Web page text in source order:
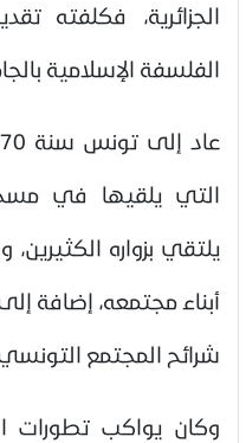
الجزائرية، فكلفته
الفلسفة الإسلامية
التي يلقيها في
يلتقي بزواره
أبناء مجتمعه، إضافة
شرائح المجتمع
وكان يواكب تطورات